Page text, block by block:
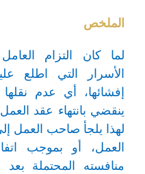
الملخص
لما كان التزام
الأسرار التي اطلع
إفشائها، أي عدم نقلها
ينقضي بانتهاء عقد
لهذا يلجأ صاحب العمل
العمل، أو بموجب
منافسته المحتملة بعد